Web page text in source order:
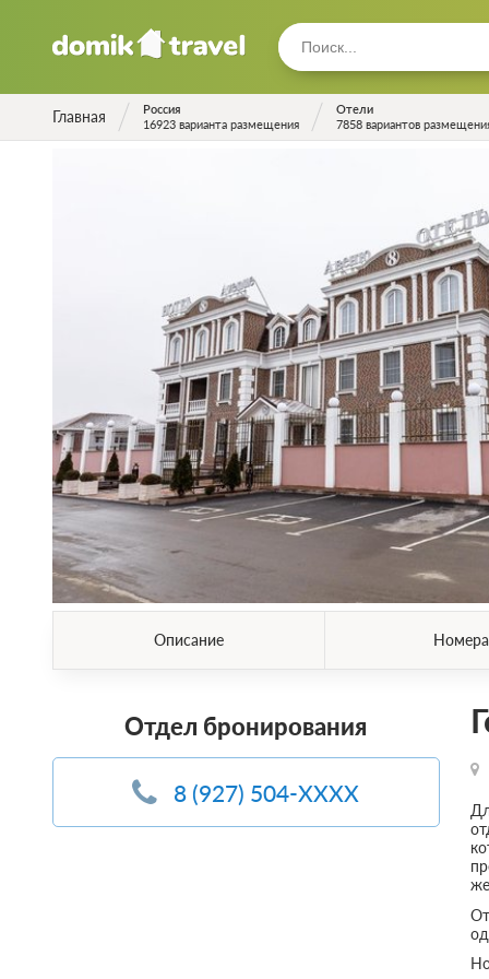
Главная
Россия
16923 варианта размещения
Отели
7858 вариантов
Описание Номера
Отдел бронирования
8 (927) 504-XXXX